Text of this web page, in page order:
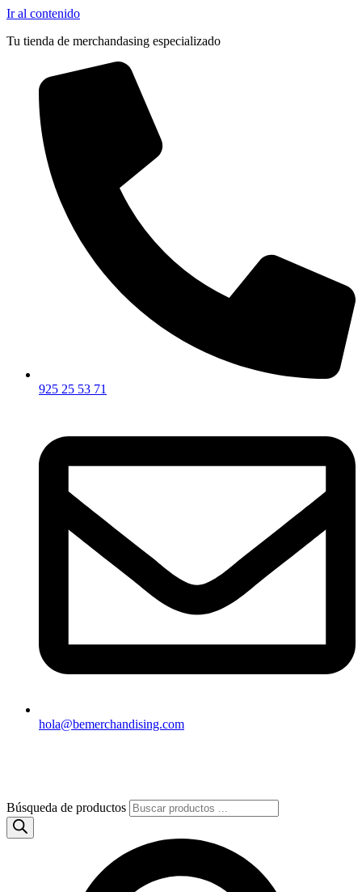
Ir al contenido
Tu tienda de merchandasing especializado
925 25 53 71
hola@bemerchandising.com
Búsqueda de productos